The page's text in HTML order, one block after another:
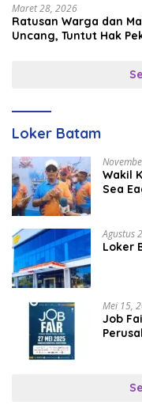
Maret 28, 2026
Ratusan Warga dan
Uncang, Tuntut Hak
Loker Batam
Wakil
Sea
Agustus
Loker
Mei 15,
Job